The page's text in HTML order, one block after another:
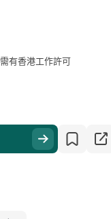
需有香港工作許可